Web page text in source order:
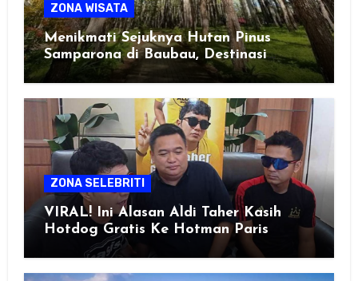
ZONA WISATA
Menikmati Sejuknya Hutan Pinus
Samparona di Baubau, Destinasi
Healing Favorit!
ZONA SELEBRITI
VIRAL! Ini Alasan Aldi Taher Kasih
Hotdog Gratis Ke Hotman Paris